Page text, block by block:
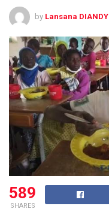
by Lansana DIANDY
589
SHARES